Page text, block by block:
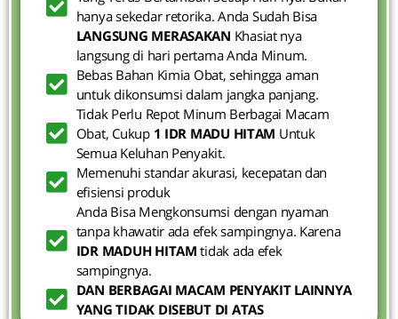
hanya sekedar retorika. Anda Sudah Bisa
LANGSUNG MERASAKAN Khasiat nya
langsung di hari pertama Anda Minum.
Bebas Bahan Kimia Obat, sehingga aman
untuk dikonsumsi dalam jangka panjang.
Tidak Perlu Repot Minum Berbagai Macam
Obat, Cukup 1 IDR MADU HITAM Untuk
Semua Keluhan Penyakit.
Memenuhi standar akurasi, kecepatan dan
efisiensi produk
Anda Bisa Mengkonsumsi dengan nyaman
tanpa khawatir ada efek sampingnya. Karena
IDR MADUH HITAM tidak ada efek
sampingnya.
DAN BERBAGAI MACAM PENYAKIT LAINNYA
YANG TIDAK DISEBUT DI ATAS